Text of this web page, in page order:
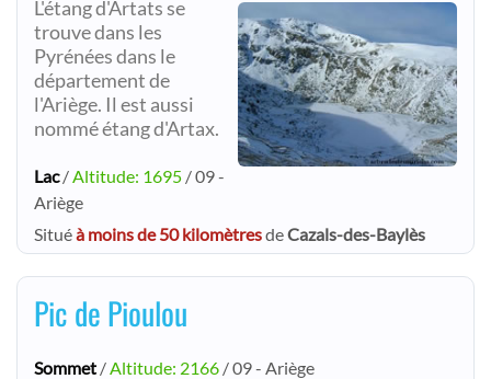
L'étang d'Artats se
trouve dans les
Pyrénées dans le
département de
l'Ariège. Il est aussi
nommé étang d'Artax.
Lac/ Altitude: 1695 / 09 -
Ariège
Situéà moins de 50 kilomètresdeCazals-des-Baylès
Pic de Pioulou
Sommet / Altitude: 2166 / 09 - Ariège